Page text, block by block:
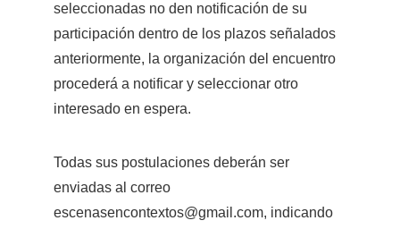
seleccionadas no den notificación de su
participación dentro de los plazos señalados
anteriormente, la organización del encuentro
procederá a notificar y seleccionar otro
interesado en espera.
Todas sus postulaciones deberán ser
enviadas al correo
escenasencontextos@gmail.com, indicando